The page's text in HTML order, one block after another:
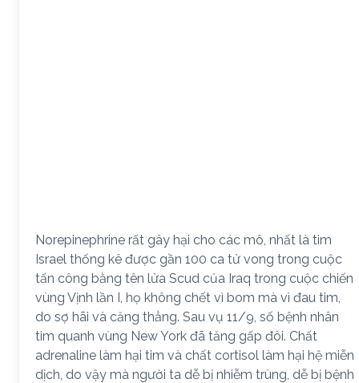
Norepinephrine rất gây hại cho các mô, nhất là tim
Israel thống kê được gần 100 ca tử vong trong cuộc
tấn công bằng tên lửa Scud của Iraq trong cuộc chiến
vùng Vịnh lần I, họ không chết vì bom mà vì đau tim,
do sợ hãi và căng thẳng. Sau vụ 11/9, số bệnh nhân
tim quanh vùng New York đã tăng gấp đôi. Chất
adrenaline làm hại tim và chất cortisol làm hại hệ miễn
dịch, do vậy mà người ta dễ bị nhiễm trùng, dễ bị bệnh